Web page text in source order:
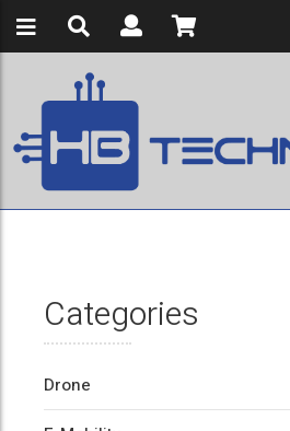
Categories
Drone